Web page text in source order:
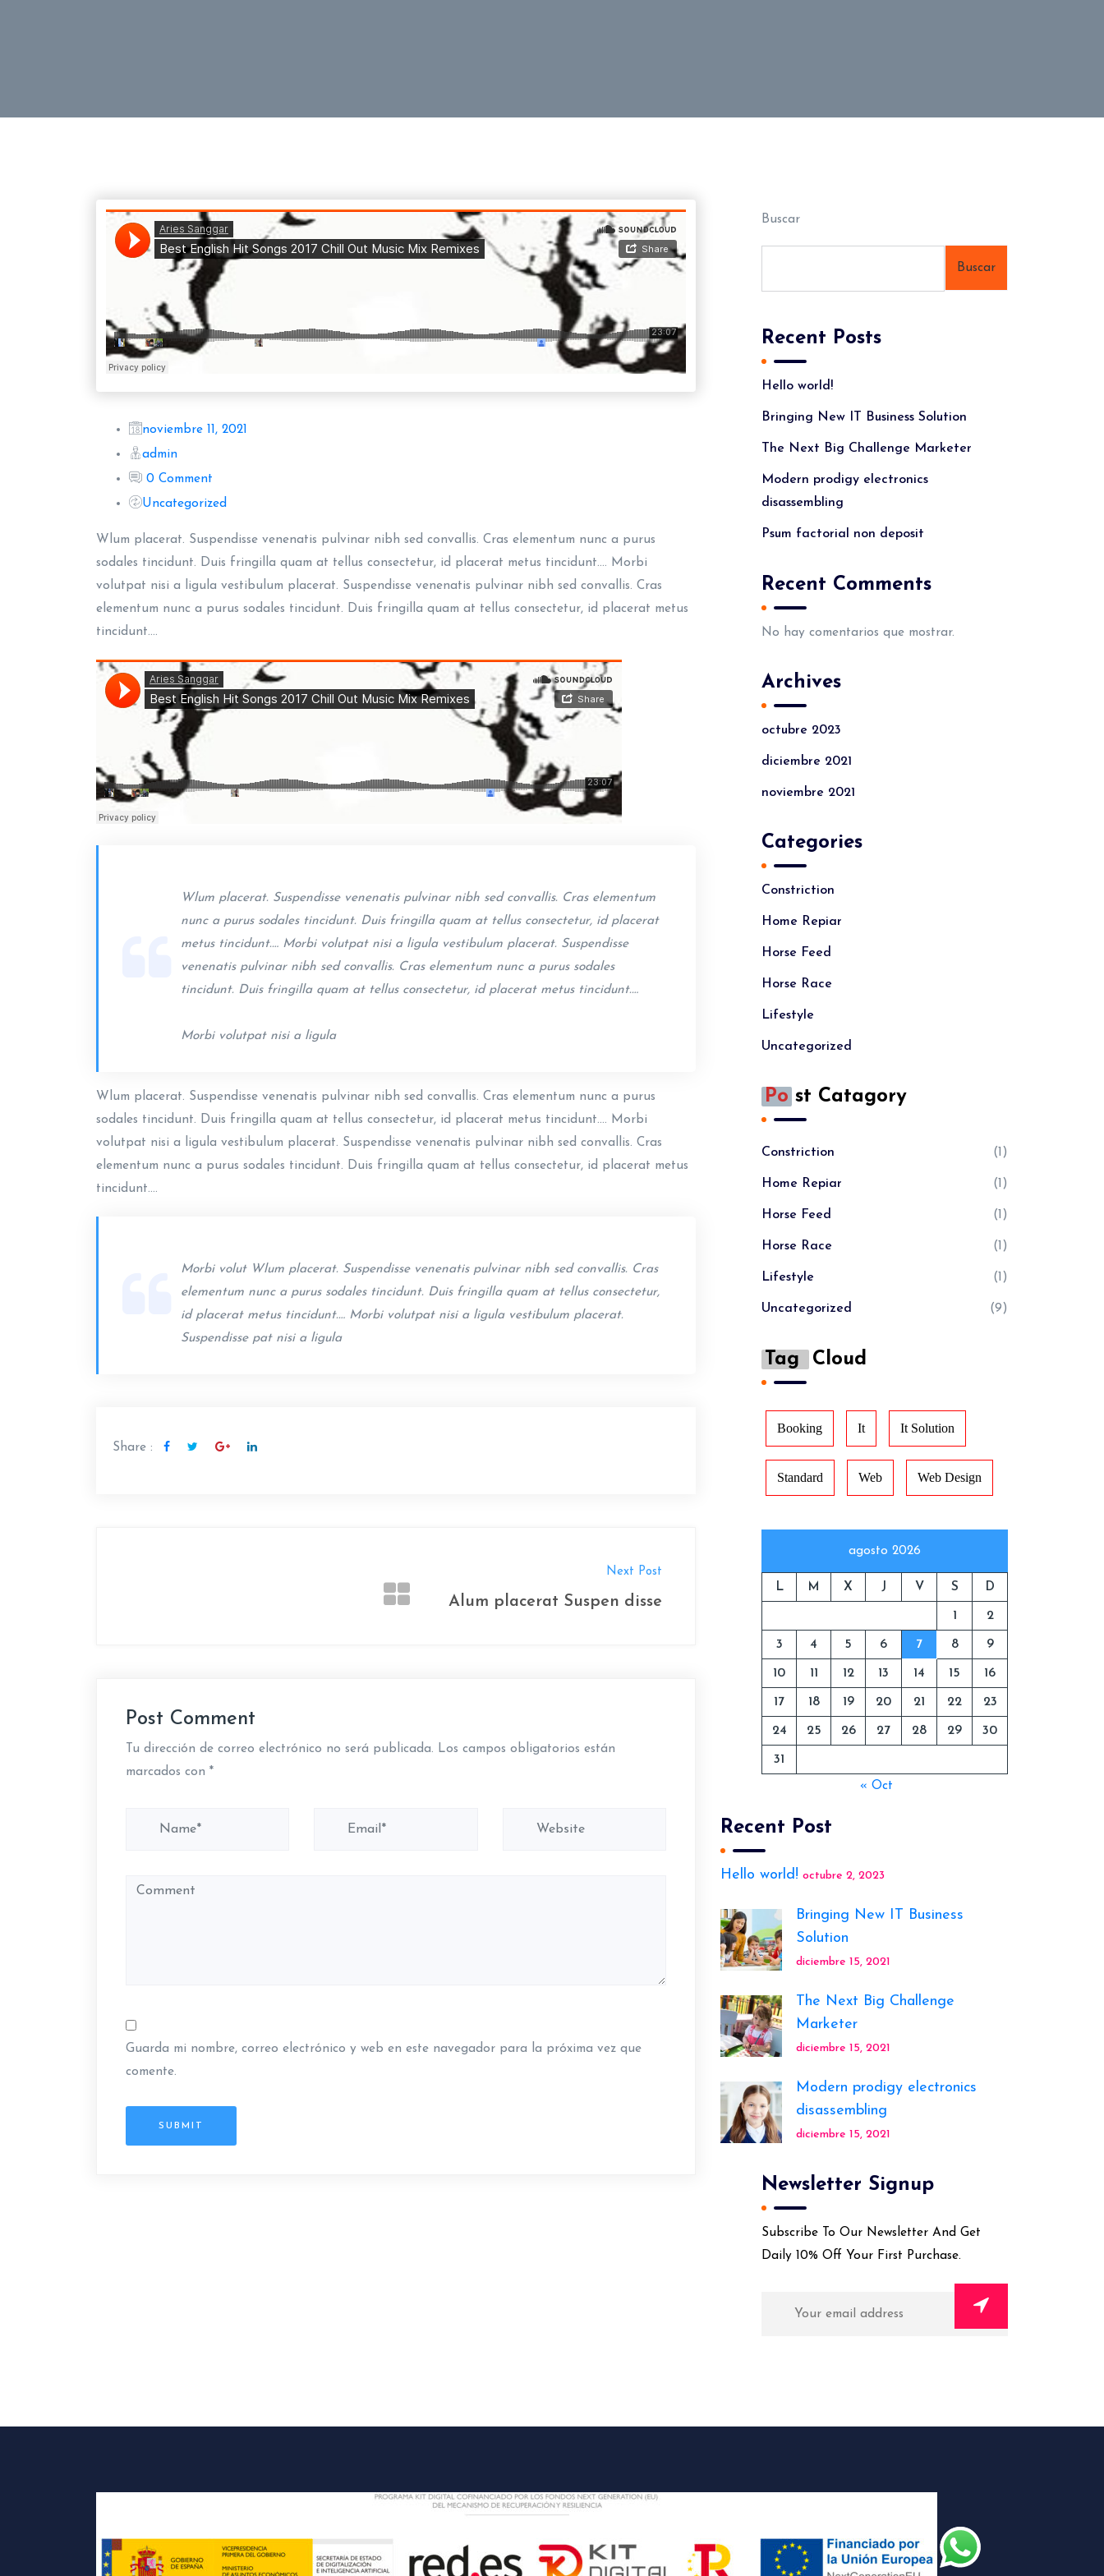
noviembre 11, 2021
admin
0 Comment
Uncategorized
Wlum placerat. Suspendisse venenatis pulvinar nibh sed convallis. Cras elementum nunc a purus
sodales tincidunt. Duis fringilla quam at tellus consectetur, id placerat metus tincidunt.… Morbi
volutpat nisi a ligula vestibulum placerat. Suspendisse venenatis pulvinar nibh sed convallis. Cras
elementum nunc a purus sodales tincidunt. Duis fringilla quam at tellus consectetur, id placerat metus
tincidunt.…
Wlum placerat. Suspendisse venenatis pulvinar nibh sed convallis. Cras elementum
nunc a purus sodales tincidunt. Duis fringilla quam at tellus consectetur, id placerat
metus tincidunt.… Morbi volutpat nisi a ligula vestibulum placerat. Suspendisse
venenatis pulvinar nibh sed convallis. Cras elementum nunc a purus sodales
tincidunt. Duis fringilla quam at tellus consectetur, id placerat metus tincidunt.…
Morbi volutpat nisi a ligula
Wlum placerat. Suspendisse venenatis pulvinar nibh sed convallis. Cras elementum nunc a purus
sodales tincidunt. Duis fringilla quam at tellus consectetur, id placerat metus tincidunt.… Morbi
volutpat nisi a ligula vestibulum placerat. Suspendisse venenatis pulvinar nibh sed convallis. Cras
elementum nunc a purus sodales tincidunt. Duis fringilla quam at tellus consectetur, id placerat metus
tincidunt.…
Morbi volut Wlum placerat. Suspendisse venenatis pulvinar nibh sed convallis. Cras
elementum nunc a purus sodales tincidunt. Duis fringilla quam at tellus consectetur,
id placerat metus tincidunt.… Morbi volutpat nisi a ligula vestibulum placerat.
Suspendisse pat nisi a ligula
Share :
a
c
d
r
a
d
Next Post
Alum placerat Suspen disse
Post Comment
Tu dirección de correo electrónico no será publicada. Los campos obligatorios están
marcados con *
Guarda mi nombre, correo electrónico y web en este navegador para la próxima vez que
comente.
SUBMIT
Buscar
Buscar
Recent Posts
Hello world!
Bringing New IT Business Solution
The Next Big Challenge Marketer
Modern prodigy electronics
disassembling
Psum factorial non deposit
Recent Comments
No hay comentarios que mostrar.
Archives
octubre 2023
diciembre 2021
noviembre 2021
Categories
Constriction
Home Repiar
Horse Feed
Horse Race
Lifestyle
Uncategorized
Po St Catagory
Constriction (1)
Home Repiar (1)
Horse Feed (1)
Horse Race (1)
Lifestyle (1)
Uncategorized (9)
Tag Cloud
Booking It It Solution
Standard Web Web Design
agosto 2026
L M X J V S D
1 2
3 4 5 6 7 8 9
10 11 12 13 14 15 16
17 18 19 20 21 22 23
24 25 26 27 28 29 30
31
« Oct
Recent Post
Hello world! octubre 2, 2023
Bringing New IT Business
Solution
diciembre 15, 2021
The Next Big Challenge
Marketer
diciembre 15, 2021
Modern prodigy electronics
disassembling
diciembre 15, 2021
Newsletter Signup
Subscribe To Our Newsletter And Get
Daily 10% Off Your First Purchase.